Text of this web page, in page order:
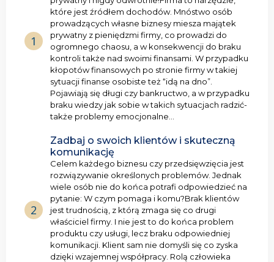
1
które jest źródłem dochodów. Mnóstwo osób
prowadzących własne biznesy miesza majątek
prywatny z pieniędzmi firmy, co prowadzi do
ogromnego chaosu, a w konsekwencji do braku
kontroli także nad swoimi finansami. W przypadku
kłopotów finansowych po stronie firmy w takiej
sytuacji finanse osobiste też “idą na dno”.
Pojawiają się długi czy bankructwo, a w przypadku
braku wiedzy jak sobie w takich sytuacjach radzić-
także problemy emocjonalne…
2
Zadbaj o swoich klientów i skuteczną
komunikację
Celem każdego biznesu czy przedsięwzięcia jest
rozwiązywanie określonych problemów. Jednak
wiele osób nie do końca potrafi odpowiedzieć na
pytanie: W czym pomaga i komu?Brak klientów
jest trudnością, z którą zmaga się co drugi
właściciel firmy. I nie jest to do końca problem
produktu czy usługi, lecz braku odpowiedniej
komunikacji. Klient sam nie domyśli się co zyska
dzięki wzajemnej współpracy. Rolą człowieka